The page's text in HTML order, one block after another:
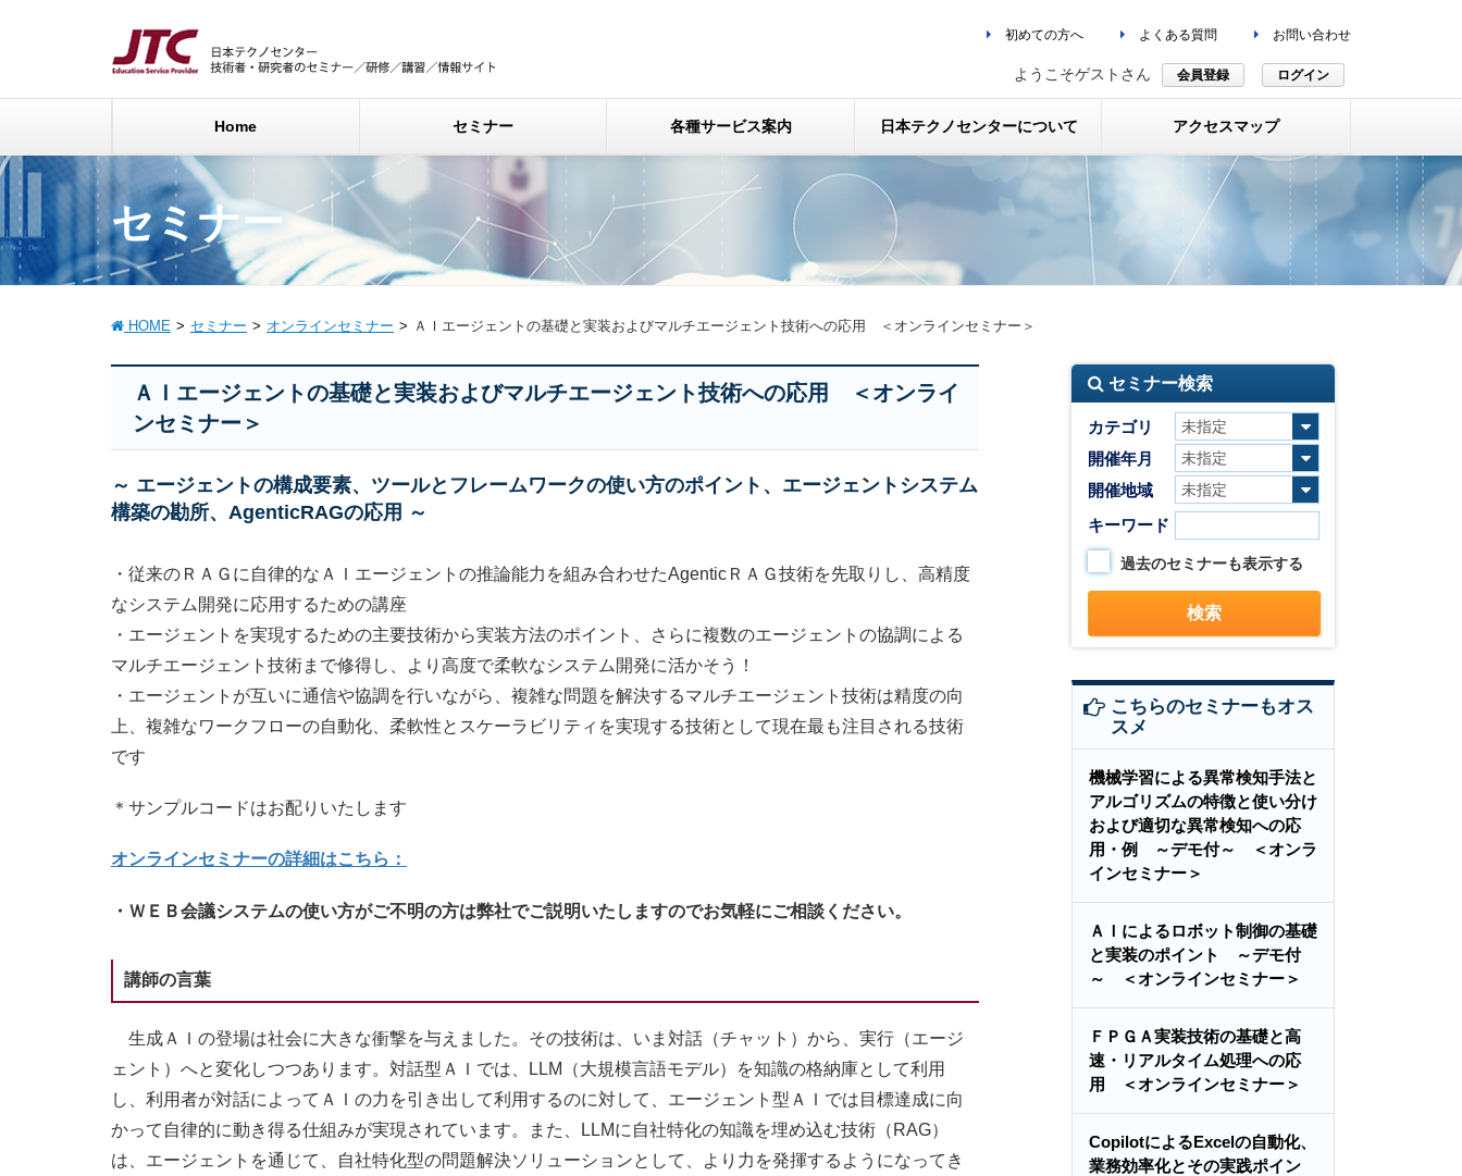
初めての方へ よくある質問 お問い合わせ
ようこそゲストさん 会員登録 ログイン
Home セミナー 各種サービス案内 日本テクノセンターについて アクセスマップ
セミナー
HOME セミナー オンラインセミナー ＡＩエージェントの基礎と実装およびマルチエージェント技術への応用 ＜オンラインセミナー＞
ＡＩエージェントの基礎と実装およびマルチエージェント技術への応用 ＜オンライ
ンセミナー＞
～ エージェントの構成要素、ツールとフレームワークの使い方のポイント、エージェントシステム
構築の勘所、AgenticRAGの応用 ～
・従来のＲＡＧに自律的なＡＩエージェントの推論能力を組み合わせたAgenticＲＡＧ技術を先取りし、高精度
なシステム開発に応用するための講座
・エージェントを実現するための主要技術から実装方法のポイント、さらに複数のエージェントの協調による
マルチエージェント技術まで修得し、より高度で柔軟なシステム開発に活かそう！
・エージェントが互いに通信や協調を行いながら、複雑な問題を解決するマルチエージェント技術は精度の向
上、複雑なワークフローの自動化、柔軟性とスケーラビリティを実現する技術として現在最も注目される技術
です
＊サンプルコードはお配りいたします
オンラインセミナーの詳細はこちら：
・ＷＥＢ会議システムの使い方がご不明の方は弊社でご説明いたしますのでお気軽にご相談ください。
講師の言葉
生成ＡＩの登場は社会に大きな衝撃を与えました。その技術は、いま対話（チャット）から、実行（エージ
ェント）へと変化しつつあります。対話型ＡＩでは、LLM（大規模言語モデル）を知識の格納庫として利用
し、利用者が対話によってＡＩの力を引き出して利用するのに対して、エージェント型ＡＩでは目標達成に向
かって自律的に動き得る仕組みが実現されています。また、LLMに自社特化の知識を埋め込む技術（RAG）
は、エージェントを通じて、自社特化型の問題解決ソリューションとして、より力を発揮するようになってき
セミナー検索
カテゴリ
開催年月
開催地域
キーワード
過去のセミナーも表示する
こちらのセミナーもオス
スメ
機械学習による異常検知手法と
アルゴリズムの特徴と使い分け
および適切な異常検知への応
用・例 ～デモ付～ ＜オンラ
インセミナー＞
ＡＩによるロボット制御の基礎
と実装のポイント ～デモ付
～ ＜オンラインセミナー＞
ＦＰＧＡ実装技術の基礎と高
速・リアルタイム処理への応
用 ＜オンラインセミナー＞
CopilotによるExcelの自動化、
業務効率化とその実践ポイン